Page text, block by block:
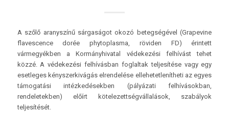
A szőlő aranyszínű sárgaságot okozó betegségével (Grapevine
flavescence dorée phytoplasma, röviden FD) érintett
vármegyékben a Kormányhivatal védekezési felhívást tehet
közzé. A védekezési felhívásban foglaltak teljesítése vagy egy
esetleges kényszerkivágás elrendelése ellehetetlenítheti az egyes
támogatási intézkedésekben (pályázati felhívásokban,
rendeletekben) előírt kötelezettségvállalások, szabályok
teljesítését.